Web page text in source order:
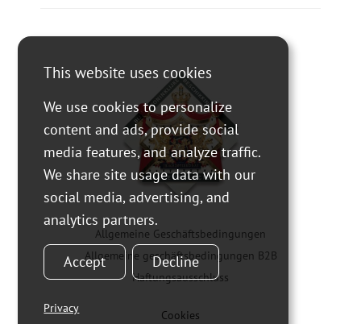
Allgemeine Geschäftsbedingungen
Allgemeine geschäftsbedingungen B2B
Haftungsausschluss
Cookies
This website uses cookies
We use cookies to personalize
content and ads, provide social
media features, and analyze traffic.
We share site usage data with our
social media, advertising, and
analytics partners.
Accept Decline
Privacy